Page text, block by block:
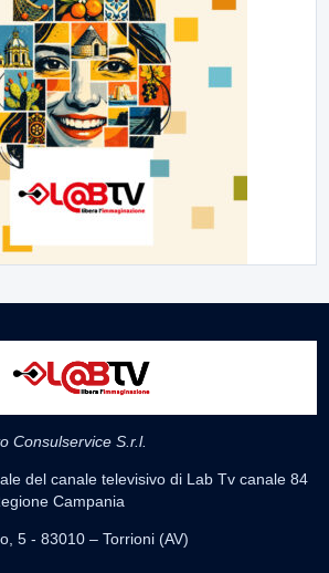
Consulservice S.r.l.
del canale televisivo di Lab Tv canale 84
Campania
5 - 83010 – Torrioni (AV)